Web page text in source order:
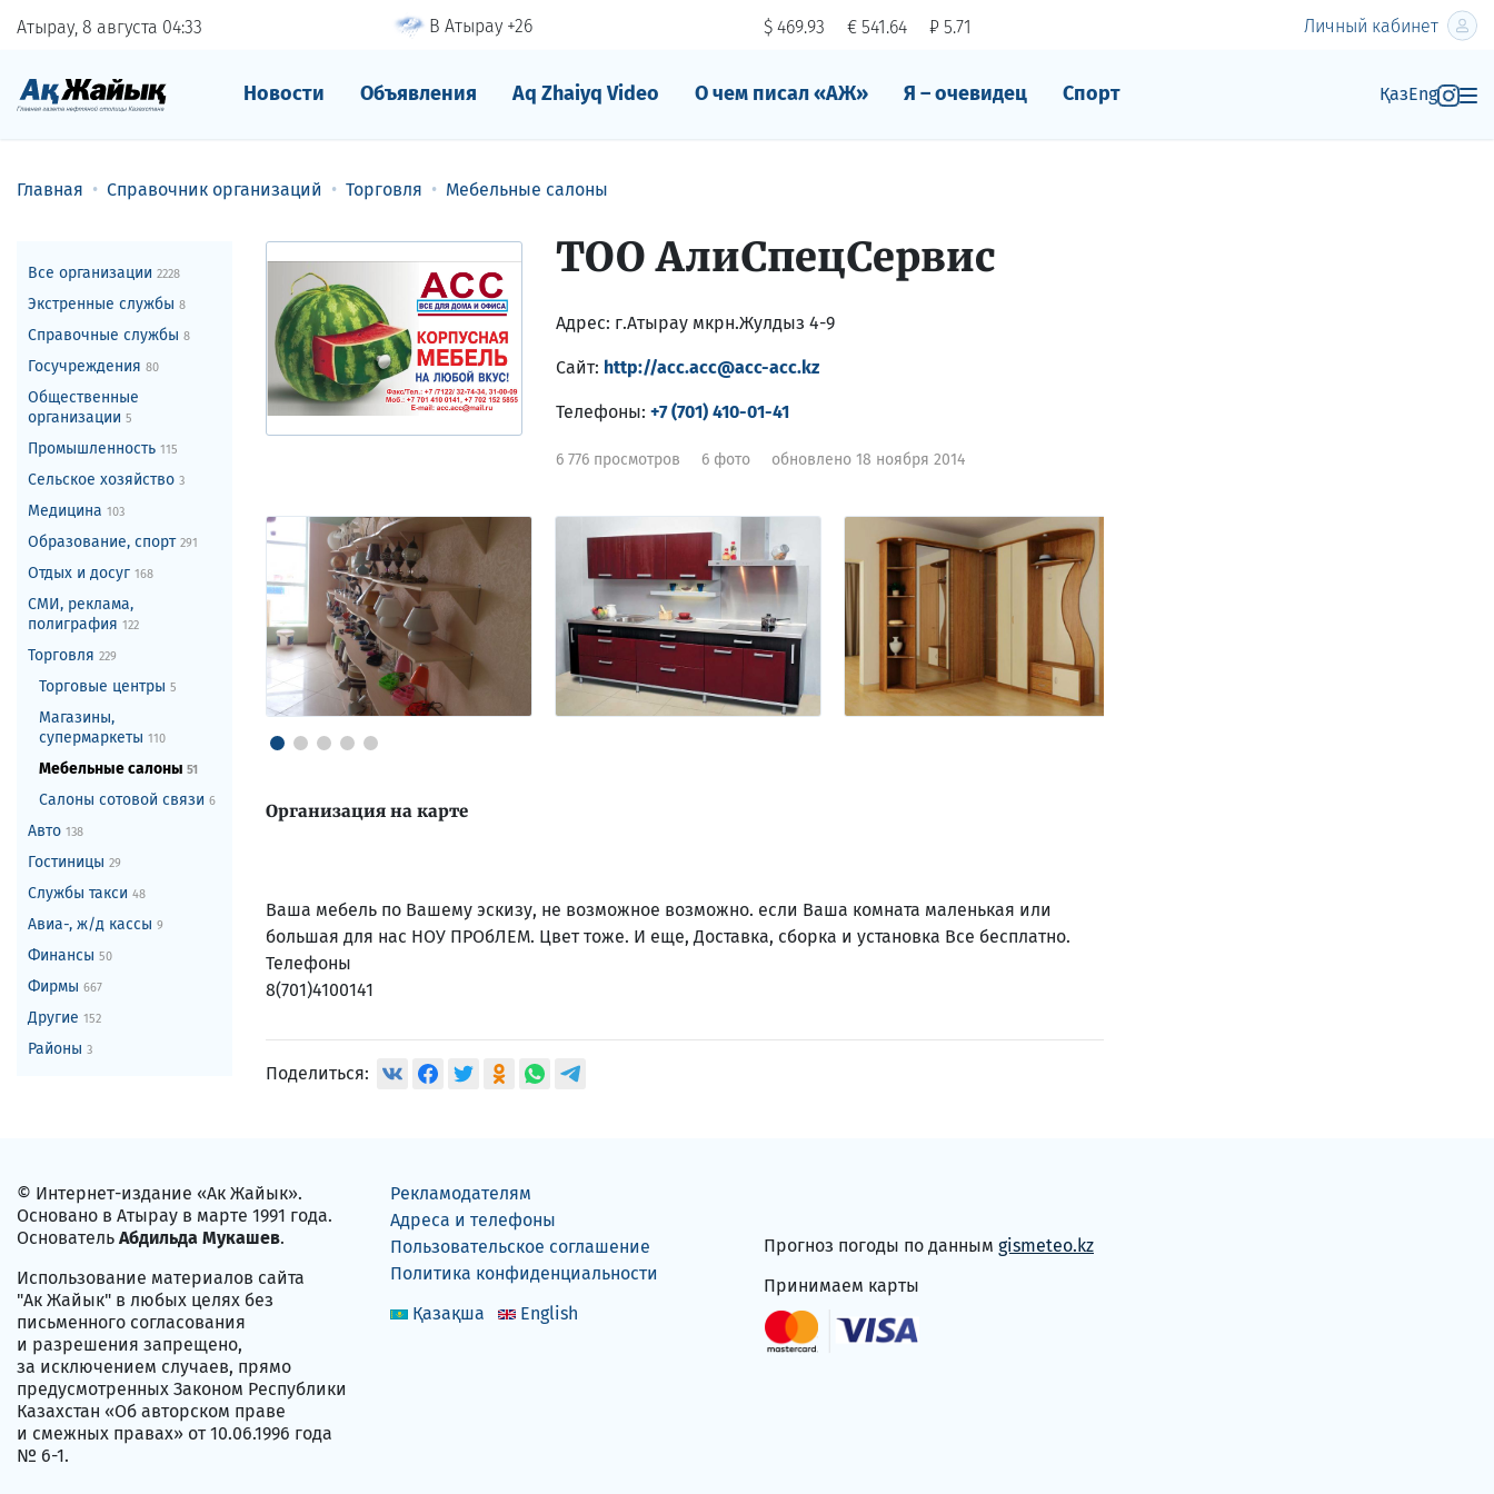
Атырау, 8 августа 0433 В Атырау +26 $ 469.93 € 541.64 ₽ 5.71 Личный кабинет
Новости Объявления Aq Zhaiyq Video О чем писал «АЖ» Я – очевидец Спорт ҚазEng
Главная Справочник организаций Торговля Мебельные салоны
Все организации 2228
Экстренные службы 8
Справочные службы 8
Госучреждения 80
Общественные
организации 5
Промышленность 115
Сельское хозяйство 3
Медицина 103
Образование, спорт 291
Отдых и досуг 168
СМИ, реклама,
полиграфия 122
Торговля 229
Торговые центры 5
Магазины,
супермаркеты 110
Мебельные салоны 51
Салоны сотовой связи 6
Авто 138
Гостиницы 29
Службы такси 48
Авиа-, ж/д кассы 9
Финансы 50
Фирмы 667
Другие 152
Районы 3
ТОО АлиСпецСервис
Адрес: г.Атырау мкрн.Жулдыз 4-9
Сайт: http://acc.acc@acc-acc.kz
Телефоны: +7 (701) 410-01-41
6 776 просмотров 6 фото обновлено 18 ноября 2014
Организация на карте
Ваша мебель по Вашему эскизу, не возможное возможно. если Ваша комната маленькая или
большая для нас НОУ ПРОбЛЕМ. Цвет тоже. И еще, Доставка, сборка и установка Все бесплатно.
Телефоны
8(701)4100141
Поделиться:
© Интернет-издание «Ак Жайык».
Основано в Атырау в марте 1991 года.
Основатель Абдильда Мукашев.
Использование материалов сайта
"Ак Жайык" в любых целях без
письменного согласования
и разрешения запрещено,
за исключением случаев, прямо
предусмотренных Законом Республики
Казахстан «Об авторском праве
и смежных правах» от 10.06.1996 года
№ 6-1.
Рекламодателям
Адреса и телефоны
Пользовательское соглашение
Политика конфиденциальности
Қазақша
English
Прогноз погоды по данным gismeteo.kz
Принимаем карты